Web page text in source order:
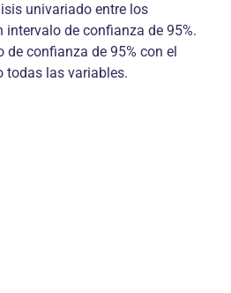
univariado entre los
de confianza de 95%.
confianza de 95% con el
todas las variables.